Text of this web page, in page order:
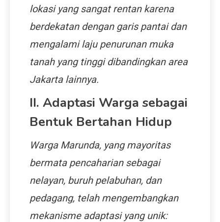
lokasi yang sangat rentan karena
berdekatan dengan garis pantai dan
mengalami laju penurunan muka
tanah yang tinggi dibandingkan area
Jakarta lainnya.
II. Adaptasi Warga sebagai
Bentuk Bertahan Hidup
Warga Marunda, yang mayoritas
bermata pencaharian sebagai
nelayan, buruh pelabuhan, dan
pedagang, telah mengembangkan
mekanisme adaptasi yang unik: